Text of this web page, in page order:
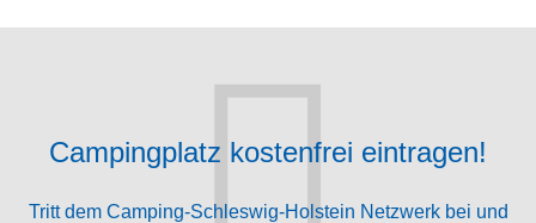
Campingplatz kostenfrei eintragen!
Tritt dem Camping-Schleswig-Holstein Netzwerk bei und